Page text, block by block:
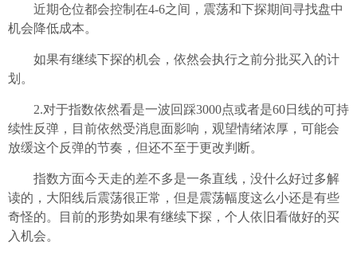
近期仓位都会控制在4-6之间，震荡和下探期间寻找盘中
机会降低成本。
如果有继续下探的机会，依然会执行之前分批买入的计
划。
2.对于指数依然看是一波回踩3000点或者是60日线的可持
续性反弹，目前依然受消息面影响，观望情绪浓厚，可能会
放缓这个反弹的节奏，但还不至于更改判断。
指数方面今天走的差不多是一条直线，没什么好过多解
读的，大阳线后震荡很正常，但是震荡幅度这么小还是有些
奇怪的。目前的形势如果有继续下探，个人依旧看做好的买
入机会。